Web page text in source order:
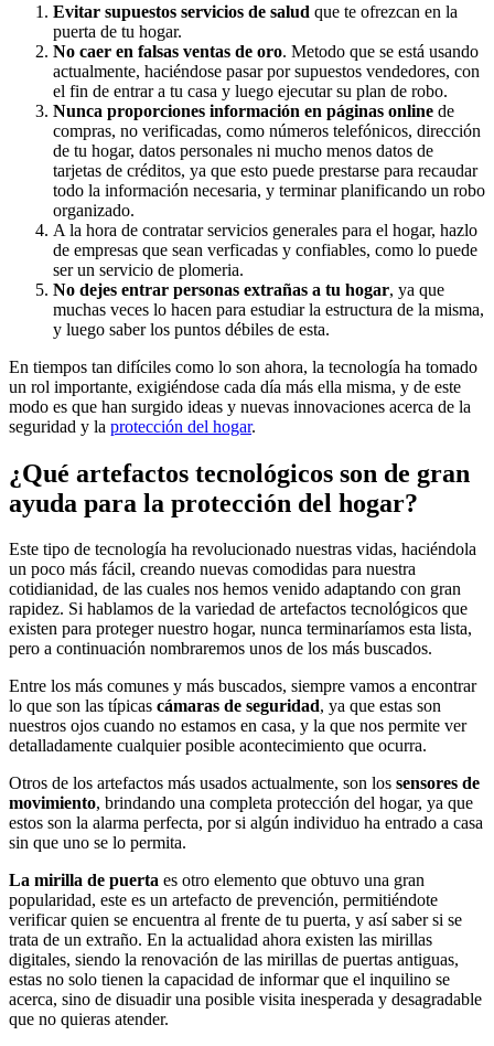
Evitar supuestos servicios de salud que te ofrezcan en la
puerta de tu hogar.
No caer en falsas ventas de oro. Metodo que se está usando
actualmente, haciéndose pasar por supuestos vendedores, con
el fin de entrar a tu casa y luego ejecutar su plan de robo.
Nunca proporciones información en páginas online de
compras, no verificadas, como números telefónicos, dirección
de tu hogar, datos personales ni mucho menos datos de
tarjetas de créditos, ya que esto puede prestarse para recaudar
todo la información necesaria, y terminar planificando un robo
organizado.
A la hora de contratar servicios generales para el hogar, hazlo
de empresas que sean verficadas y confiables, como lo puede
ser un servicio de plomeria.
No dejes entrar personas extrañas a tu hogar, ya que
muchas veces lo hacen para estudiar la estructura de la misma,
y luego saber los puntos débiles de esta.
En tiempos tan difíciles como lo son ahora, la tecnología ha tomado
un rol importante, exigiéndose cada día más ella misma, y de este
modo es que han surgido ideas y nuevas innovaciones acerca de la
seguridad y la protección del hogar.
¿Qué artefactos tecnológicos son de gran
ayuda para la protección del hogar?
Este tipo de tecnología ha revolucionado nuestras vidas, haciéndola
un poco más fácil, creando nuevas comodidas para nuestra
cotidianidad, de las cuales nos hemos venido adaptando con gran
rapidez. Si hablamos de la variedad de artefactos tecnológicos que
existen para proteger nuestro hogar, nunca terminaríamos esta lista,
pero a continuación nombraremos unos de los más buscados.
Entre los más comunes y más buscados, siempre vamos a encontrar
lo que son las típicas cámaras de seguridad, ya que estas son
nuestros ojos cuando no estamos en casa, y la que nos permite ver
detalladamente cualquier posible acontecimiento que ocurra.
Otros de los artefactos más usados actualmente, son los sensores de
movimiento, brindando una completa protección del hogar, ya que
estos son la alarma perfecta, por si algún individuo ha entrado a casa
sin que uno se lo permita.
La mirilla de puerta es otro elemento que obtuvo una gran
popularidad, este es un artefacto de prevención, permitiéndote
verificar quien se encuentra al frente de tu puerta, y así saber si se
trata de un extraño. En la actualidad ahora existen las mirillas
digitales, siendo la renovación de las mirillas de puertas antiguas,
estas no solo tienen la capacidad de informar que el inquilino se
acerca, sino de disuadir una posible visita inesperada y desagradable
que no quieras atender.